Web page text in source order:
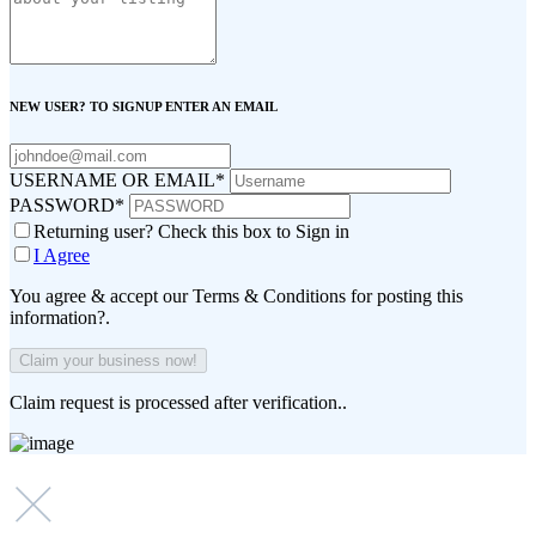
NEW USER? TO SIGNUP ENTER AN EMAIL
USERNAME OR EMAIL*
PASSWORD*
Returning user? Check this box to Sign in
I Agree
You agree & accept our Terms & Conditions for posting this
information?.
Claim request is processed after verification..